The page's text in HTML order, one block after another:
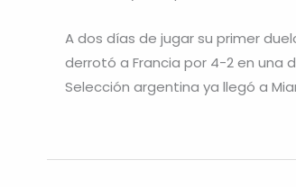
A dos días de jugar su primer
derrotó a Francia por 4-2 en una
Selección argentina ya llegó a